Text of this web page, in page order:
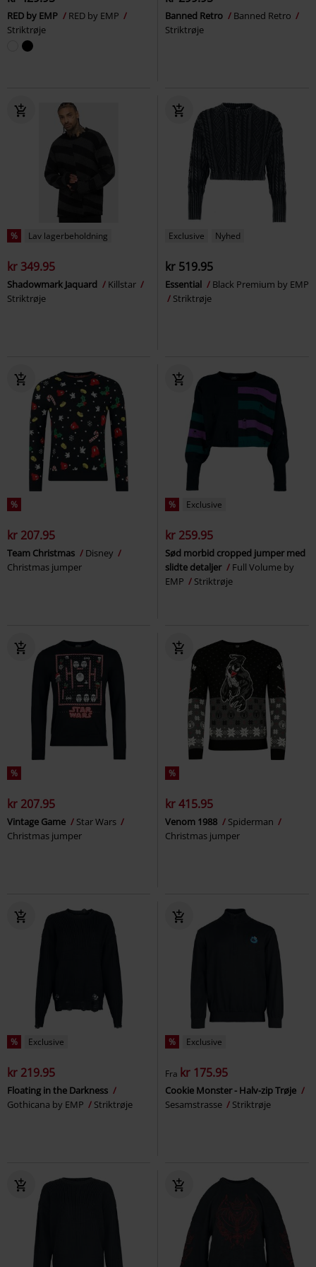
RED by EMP
RED by EMP
Striktrøje
Banned Retro
Banned Retro
Striktrøje
% Lav lagerbeholdning
kr 349.95
Shadowmark Jaquard
Killstar
Striktrøje
Exclusive Nyhed
kr 519.95
Essential
Black Premium by EMP
Striktrøje
%
kr 207.95
Team Christmas
Disney
Christmas jumper
% Exclusive
kr 259.95
Sød morbid cropped jumper med
slidte detaljer
Full Volume by
EMP
Striktrøje
%
kr 207.95
Vintage Game
Star Wars
Christmas jumper
%
kr 415.95
Venom 1988
Spiderman
Christmas jumper
% Exclusive
kr 219.95
Floating in the Darkness
Gothicana by EMP
Striktrøje
% Exclusive
Fra kr 175.95
Cookie Monster - Halv-zip Trøje
Sesamstrasse
Striktrøje